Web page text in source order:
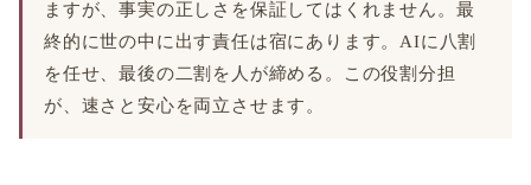
ますが、事実の正しさを保証してはくれません。最
終的に世の中に出す責任は宿にあります。AIに八割
を任せ、最後の二割を人が締める。この役割分担
が、速さと安心を両立させます。